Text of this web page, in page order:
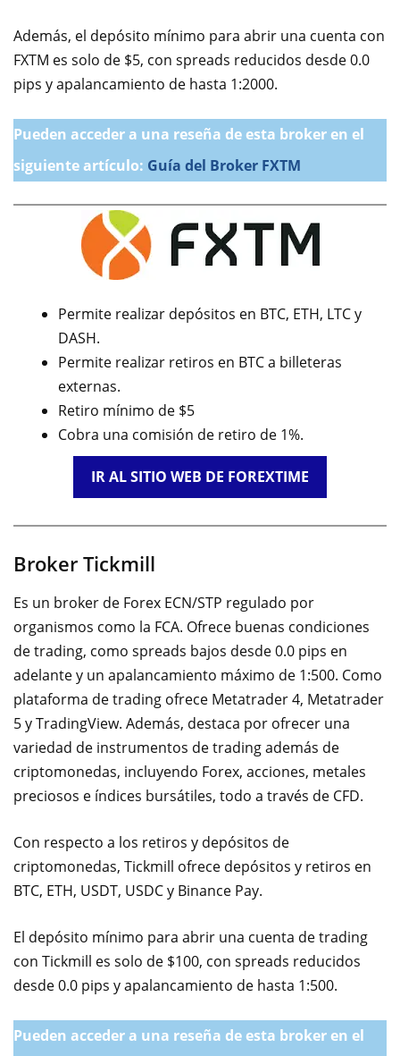
Además, el depósito mínimo para abrir una cuenta con
FXTM es solo de $5, con spreads reducidos desde 0.0
pips y apalancamiento de hasta 1:2000.
Pueden acceder a una reseña de esta broker en el
siguiente artículo: Guía del Broker FXTM
Permite realizar depósitos en BTC, ETH, LTC y
DASH.
Permite realizar retiros en BTC a billeteras
externas.
Retiro mínimo de $5
Cobra una comisión de retiro de 1%.
IR AL SITIO WEB DE FOREXTIME
Broker Tickmill
Es un broker de Forex ECN/STP regulado por
organismos como la FCA. Ofrece buenas condiciones
de trading, como spreads bajos desde 0.0 pips en
adelante y un apalancamiento máximo de 1:500. Como
plataforma de trading ofrece Metatrader 4, Metatrader
5 y TradingView. Además, destaca por ofrecer una
variedad de instrumentos de trading además de
criptomonedas, incluyendo Forex, acciones, metales
preciosos e índices bursátiles, todo a través de CFD.
Con respecto a los retiros y depósitos de
criptomonedas, Tickmill ofrece depósitos y retiros en
BTC, ETH, USDT, USDC y Binance Pay.
El depósito mínimo para abrir una cuenta de trading
con Tickmill es solo de $100, con spreads reducidos
desde 0.0 pips y apalancamiento de hasta 1:500.
Pueden acceder a una reseña de esta broker en el